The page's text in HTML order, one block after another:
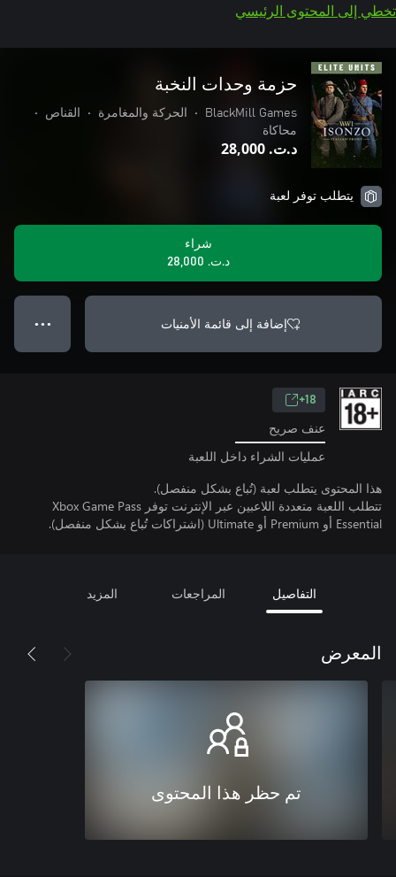
تخطي إلى المحتوى الرئيسي
حزمة وحدات النخبة
BlackMill Games
• الحركة والمغامرة • القناص
•
محاكاة
د.ت.‏ 28,000
يتطلب توفر لعبة
شراء
د.ت.‏ 28,000
إضافة إلى قائمة الأمنيات ● ● ●
18+
عنف صريح
عمليات الشراء داخل اللعبة
هذا المحتوى يتطلب لعبة (تُباع بشكل منفصل).
تتطلب اللعبة متعددة اللاعبين عبر الإنترنت توفر Xbox Game Pass
Essential أو Premium أو Ultimate (اشتراكات تُباع بشكل منفصل).
التفاصيل المراجعات المزيد
المعرض
تم حظر هذا المحتوى